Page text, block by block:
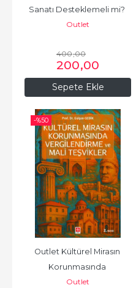
Sepete Ekle
Sanatı Desteklemeli mi?
Desteklememeli mi? /...
Outlet
400,00
200,00
-%50
Outlet Kültürel Mirasın
Korunmasında
Vergilendirme ve Mali
Outlet